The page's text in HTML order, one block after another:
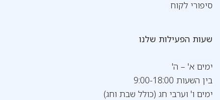
סיפורי לקוח
שעות הפעילות שלנו
ימים א' – ה'
בין השעות 9:00-18:00
ימים ו' וערבי חג (כולל שבת וחג)